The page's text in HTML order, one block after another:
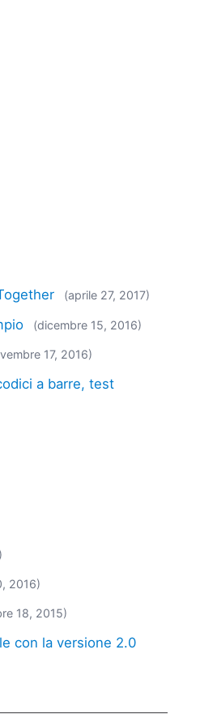
(aprile 27, 2017)
(dicembre 15, 2016)
17, 2016)
a barre, test
2016)
18, 2015)
con la versione 2.0